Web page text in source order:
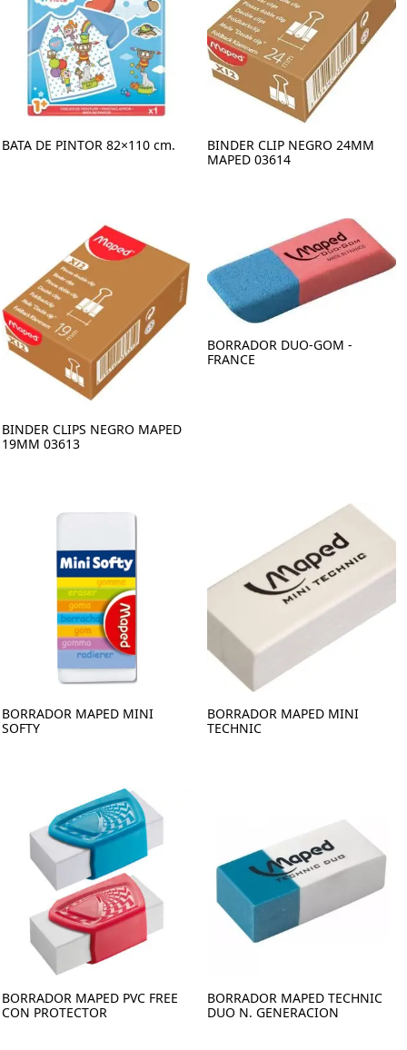
BATA DE PINTOR 82×110 cm.
BINDER CLIP NEGRO 24MM
MAPED 03614
BINDER CLIPS NEGRO MAPED
19MM 03613
BORRADOR DUO-GOM -
FRANCE
BORRADOR MAPED MINI
SOFTY
BORRADOR MAPED MINI
TECHNIC
BORRADOR MAPED PVC FREE
CON PROTECTOR
BORRADOR MAPED TECHNIC
DUO N. GENERACION